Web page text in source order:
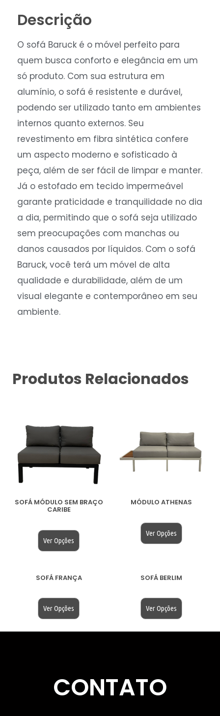
Descrição
O sofá Baruck é o móvel perfeito para
quem busca conforto e elegância em um
só produto. Com sua estrutura em
alumínio, o sofá é resistente e durável,
podendo ser utilizado tanto em ambientes
internos quanto externos. Seu
revestimento em fibra sintética confere
um aspecto moderno e sofisticado à
peça, além de ser fácil de limpar e manter.
Já o estofado em tecido impermeável
garante praticidade e tranquilidade no dia
a dia, permitindo que o sofá seja utilizado
sem preocupações com manchas ou
danos causados por líquidos. Com o sofá
Baruck, você terá um móvel de alta
qualidade e durabilidade, além de um
visual elegante e contemporâneo em seu
ambiente.
Produtos Relacionados
SOFÁ MÓDULO SEM BRAÇO
CARIBE
Ver Opções
MÓDULO ATHENAS
Ver Opções
SOFÁ FRANÇA
Ver Opções
SOFÁ BERLIM
Ver Opções
CONTATO